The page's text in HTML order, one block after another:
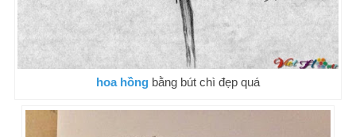
hoa hồngbằng bút chì đẹp quá